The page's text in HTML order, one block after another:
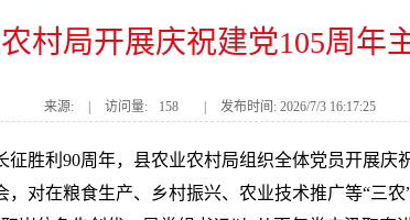
村局开展庆祝建党105周年
来源: 访问量: 158 发布时间: 2026/7/3 16:17:25
胜利90周年，县农业农村局组织全体党员开展庆
对在粮食生产、乡村振兴、农业技术推广等“三